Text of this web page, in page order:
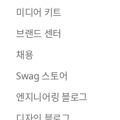
미디어 키트
브랜드 센터
채용
Swag 스토어
엔지니어링 블로그